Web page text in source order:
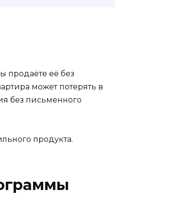
продаёте её без
может потерять в
без письменного
продукта.